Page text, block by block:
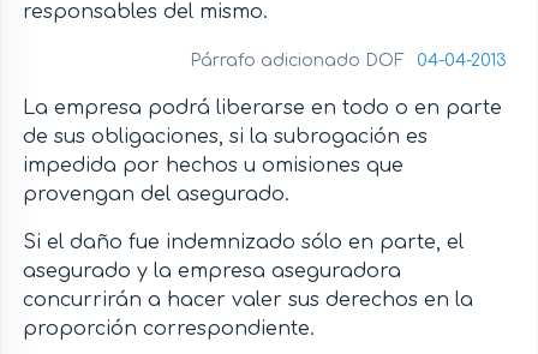
responsables del mismo.
Párrafo adicionado DOF 04-04-2013
La empresa podrá liberarse en todo o en parte
de sus obligaciones, si la subrogación es
impedida por hechos u omisiones que
provengan del asegurado.
Si el daño fue indemnizado sólo en parte, el
asegurado y la empresa aseguradora
concurrirán a hacer valer sus derechos en la
proporción correspondiente.